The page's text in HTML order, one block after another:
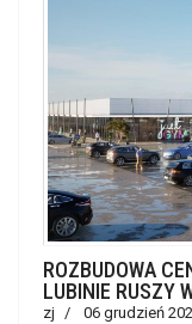
ROZBUDOWA
LUBINIE RUSZY
zj 06 grudzień